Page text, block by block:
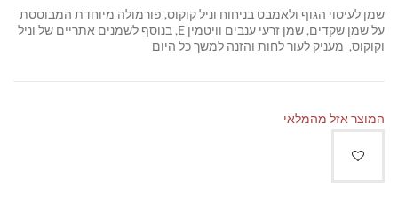
שמן לעיסוי הגוף ולאמבט בניחוח וניל קוקוס, פורמולה מיוחדת המבוססת
על שמן שקדים, שמן זרעי ענבים וויטמין E, בנוסף לשמנים אתריים של וניל
וקוקוס, מעניק לעור לחות והזנה למשך כל היום
המוצר אזל מהמלאי